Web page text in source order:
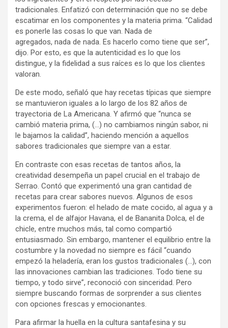
tradicionales. Enfatizó con determinación que no se debe
escatimar en los componentes y la materia prima. “Calidad
es ponerle las cosas lo que van. Nada de
agregados, nada de nada. Es hacerlo como tiene que ser”,
dijo. Por esto, es que la autenticidad es lo que los
distingue, y la fidelidad a sus raíces es lo que los clientes
valoran.
De este modo, señaló que hay recetas típicas que siempre
se mantuvieron iguales a lo largo de los 82 años de
trayectoria de La Americana. Y afirmó que “nunca se
cambió materia prima, (…) no cambiamos ningún sabor, ni
le bajamos la calidad”, haciendo mención a aquellos
sabores tradicionales que siempre van a estar.
En contraste con esas recetas de tantos años, la
creatividad desempeña un papel crucial en el trabajo de
Serrao. Contó que experimentó una gran cantidad de
recetas para crear sabores nuevos. Algunos de esos
experimentos fueron: el helado de mate cocido, al agua y a
la crema, el de alfajor Havana, el de Bananita Dolca, el de
chicle, entre muchos más, tal como compartió
entusiasmado. Sin embargo, mantener el equilibrio entre la
costumbre y la novedad no siempre es fácil “cuando
empezó la heladería, eran los gustos tradicionales (…), con
las innovaciones cambian las tradiciones. Todo tiene su
tiempo, y todo sirve”, reconoció con sinceridad. Pero
siempre buscando formas de sorprender a sus clientes
con opciones frescas y emocionantes.
Para afirmar la huella en la cultura santafesina y su